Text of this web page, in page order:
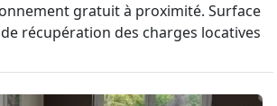
gratuit à proximité. Surface
récupération des charges locatives